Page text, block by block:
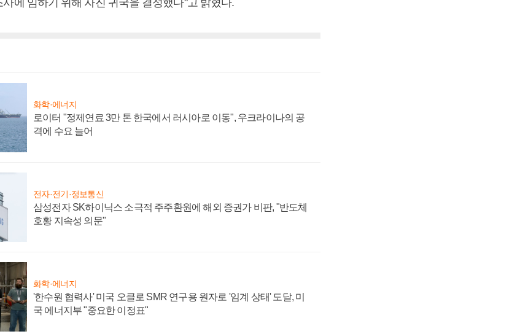
에 임하기 위해 자진 귀국을 결정했다"고 밝혔다.
화학·에너지
로이터 "정제연료 3만 톤 한국에서 러시아로 이동", 우크라이나의 공
격에 수요 늘어
전자·전기·정보통신
삼성전자 SK하이닉스 소극적 주주환원에 해외 증권가 비판, "반도체
호황 지속성 의문"
화학·에너지
'한수원 협력사' 미국 오클로 SMR 연구용 원자로 '임계 상태' 도달, 미
국 에너지부 "중요한 이정표"